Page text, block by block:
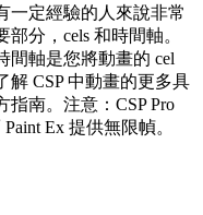
一定經驗的人來說非常
分，cels 和時間軸。
間軸是您將動畫的 cel
解 CSP 中動畫的更多具
南。注意：CSP Pro
Ex 提供無限幀。